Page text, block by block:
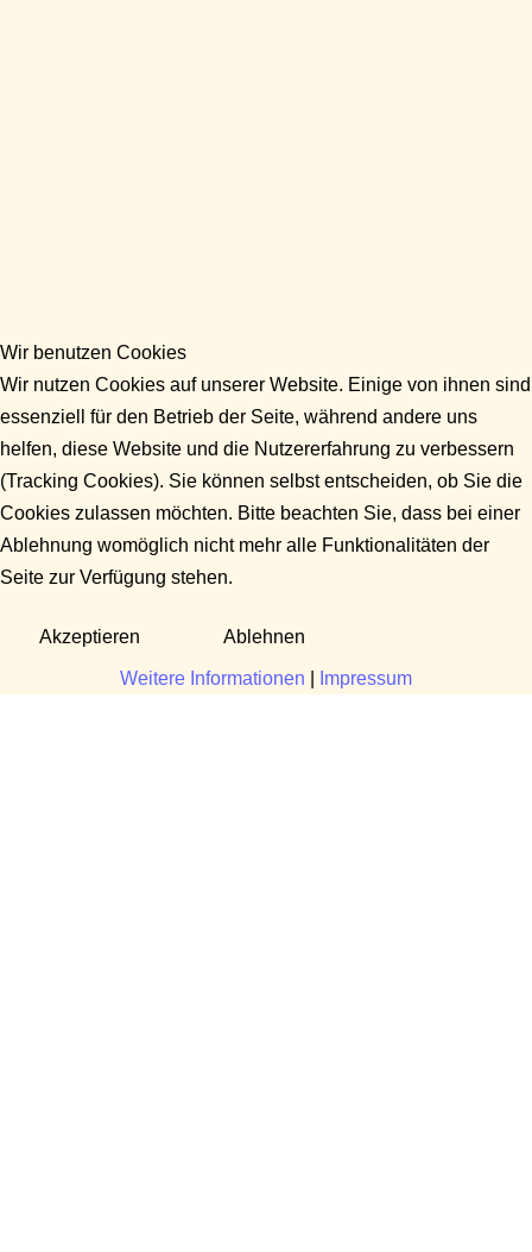
Wir benutzen Cookies
Wir nutzen Cookies auf unserer Website. Einige von ihnen sind
essenziell für den Betrieb der Seite, während andere uns
helfen, diese Website und die Nutzererfahrung zu verbessern
(Tracking Cookies). Sie können selbst entscheiden, ob Sie die
Cookies zulassen möchten. Bitte beachten Sie, dass bei einer
Ablehnung womöglich nicht mehr alle Funktionalitäten der
Seite zur Verfügung stehen.
Akzeptieren Ablehnen
Weitere Informationen Impressum